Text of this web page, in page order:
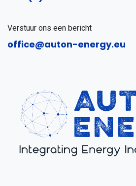
Verstuur ons een bericht
office@auton-energy.eu